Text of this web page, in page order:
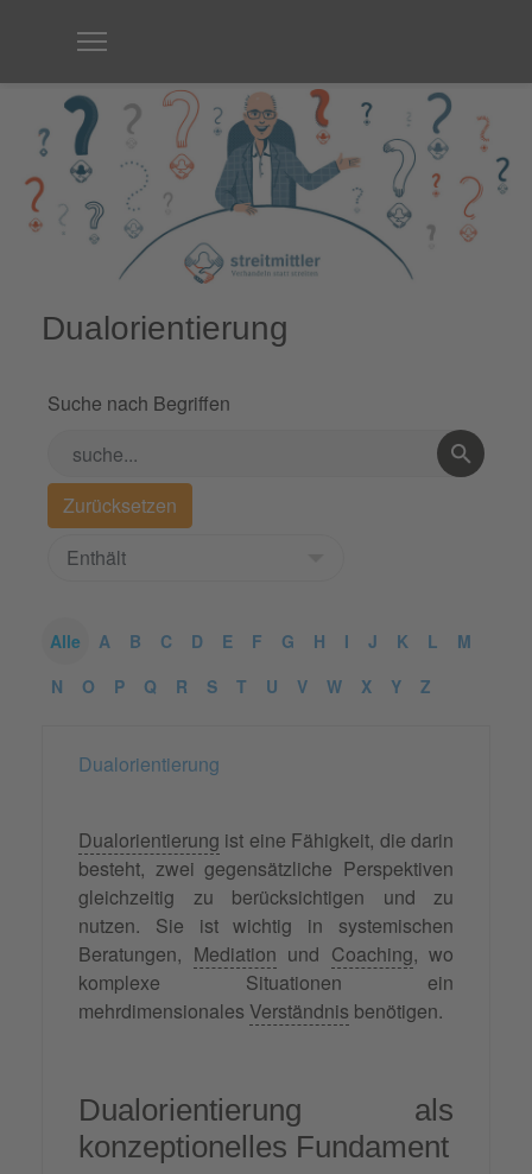
Dualorientierung
Suche nach Begriffen
Alle A B C D E F G H I J K L
M
N
O P Q R S T U V W X Y Z
Dualorientierung
Dualorientierung ist eine Fähigkeit, die darin
besteht, zwei gegensätzliche Perspektiven
gleichzeitig zu berücksichtigen und zu
nutzen. Sie ist wichtig in systemischen
Beratungen, Mediation und Coaching, wo
komplexe Situationen ein
mehrdimensionales Verständnis benötigen.
Dualorientierung als
konzeptionelles Fundament